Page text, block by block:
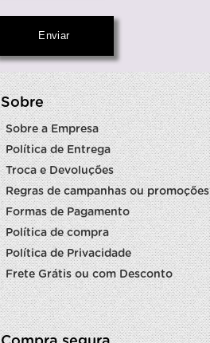
Sobre
Sobre a Empresa
Política de Entrega
Troca e Devoluções
Regras de campanhas ou promoções
Formas de Pagamento
Política de compra
Política de Privacidade
Frete Grátis ou com Desconto